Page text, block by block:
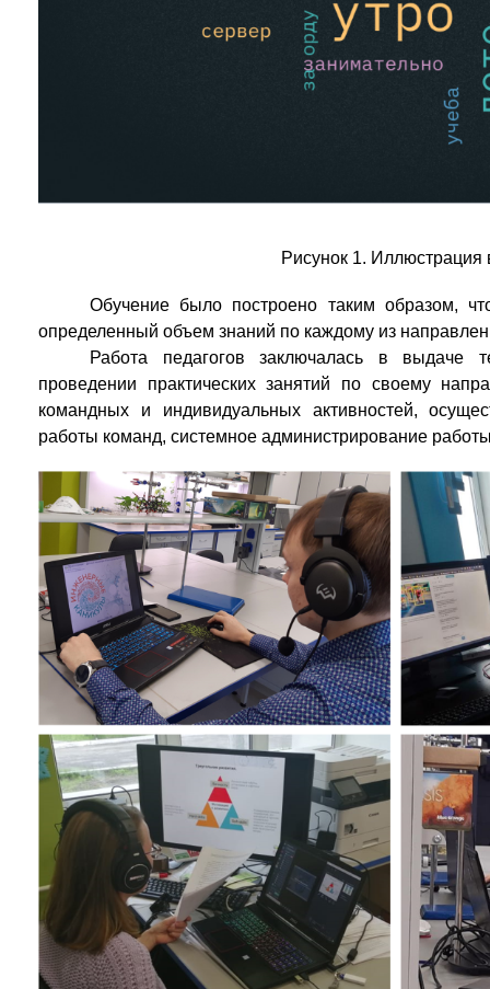
Рисунок 1.
Обучение было построено таким образом,
определенный объем знаний по каждому из
Работа педагогов заключалась в выдаче
проведении практических занятий по своему
командных и индивидуальных активностей,
работы команд, системное администрирование